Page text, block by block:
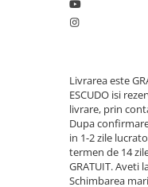
Livrarea este
ESCUDO isi
livrare, prin
Dupa
in 1-2 zile
termen de 14
GRATUIT. Aveti
Schimbarea